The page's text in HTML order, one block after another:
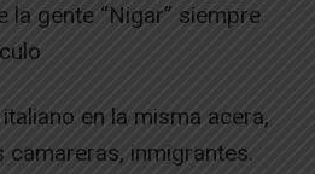
gente “Nigar” siempre
en la misma acera,
inmigrantes.